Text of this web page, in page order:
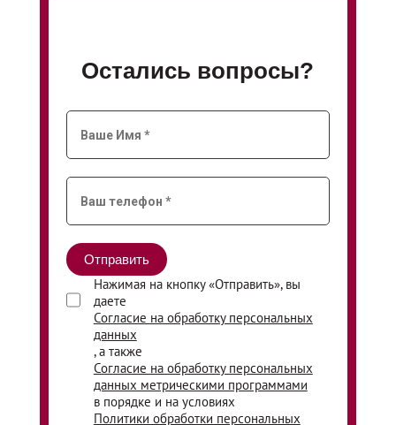
Остались вопросы?
Нажимая на кнопку «Отправить», вы
даете
Согласие на обработку персональных
данных
, а также
Согласие на обработку персональных
данных метрическими программами
в порядке и на условиях
Политики обработки персональных